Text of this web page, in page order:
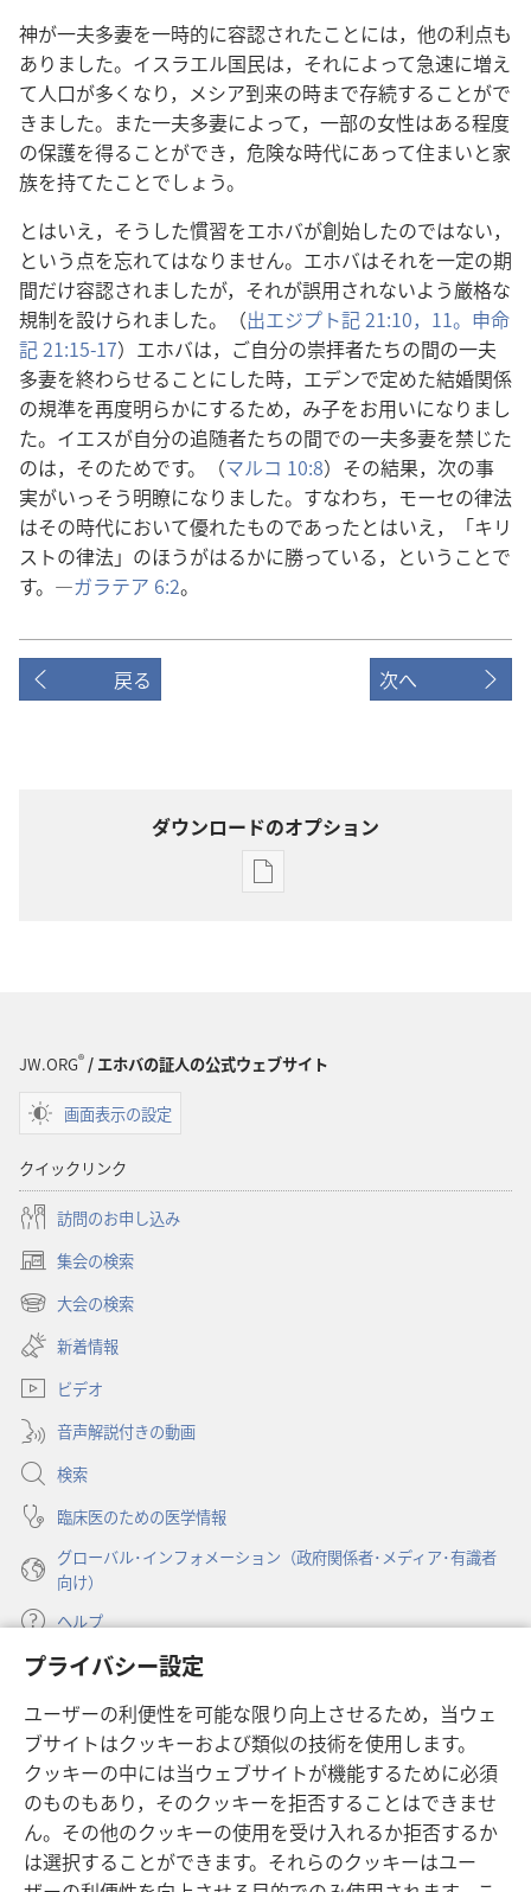
プライバシー設定
ユーザーの利便性を可能な限り向上させるため，当ウェ
ブサイトはクッキーおよび類似の技術を使用します。
クッキーの中には当ウェブサイトが機能するために必須
のものもあり，そのクッキーを拒否することはできませ
ん。その他のクッキーの使用を受け入れるか拒否するか
は選択することができます。それらのクッキーはユー
神が一夫多妻を一時的に容認されたことには，他の利点も
ありました。イスラエル国民は，それによって急速に増え
て人口が多くなり，メシア到来の時まで存続することがで
きました。また一夫多妻によって，一部の女性はある程度
の保護を得ることができ，危険な時代にあって住まいと家
族を持てたことでしょう。
とはいえ，そうした慣習をエホバが創始したのではない，
という点を忘れてはなりません。エホバはそれを一定の期
間だけ容認されましたが，それが誤用されないよう厳格な
規制を設けられました。（出エジプト記 21:10，11。 申命
記 21:15-17）エホバは，ご自分の崇拝者たちの間の一夫
多妻を終わらせることにした時，エデンで定めた結婚関係
の規準を再度明らかにするため，み子をお用いになりまし
た。イエスが自分の追随者たちの間での一夫多妻を禁じた
のは，そのためです。（マルコ 10:8）その結果，次の事
実がいっそう明瞭になりました。すなわち，モーセの律法
はその時代において優れたものであったとはいえ，「キリ
ストの律法」のほうがはるかに勝っている，ということで
す。―ガラテア 6:2。
戻る 次へ
ダウンロードのオプション
出
ン
JW.ORG®/ エホバの証人の公式ウェブサイト
画面表示の設定
クイックリンク
訪問のお申し込み
集会の検索
（新
し
タ
で
開
く）
大会の検索
（新
し
い
タ
ブ
で
開
く）
新着情報
ビデオ
音声解説付きの動画
検索
臨床医のための医学情報
グローバル･インフォメーション（政府関係者･メディア･有識者
向け）
ヘルプ
寄付
し
い
タ
ブ
で
開
く）
ものみの塔 オンライン・ライブラリー
（新
し
い
タ
ブ
で
JW Hub ®
（新
し
い
タ
JW Library ®